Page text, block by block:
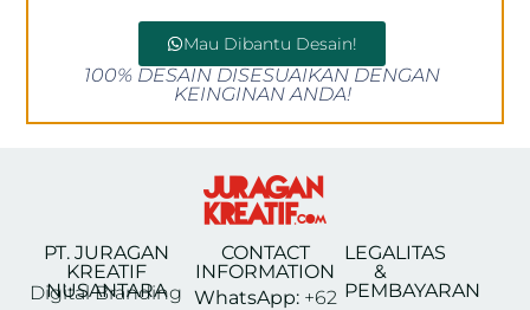
Mau Dibantu Desain!
100% DESAIN DISESUAIKAN DENGAN
KEINGINAN ANDA!
PT. JURAGAN
KREATIF
NUSANTARA
Digital Branding
CONTACT
INFORMATION
WhatsApp:+62
LEGALITAS
&
PEMBAYARAN